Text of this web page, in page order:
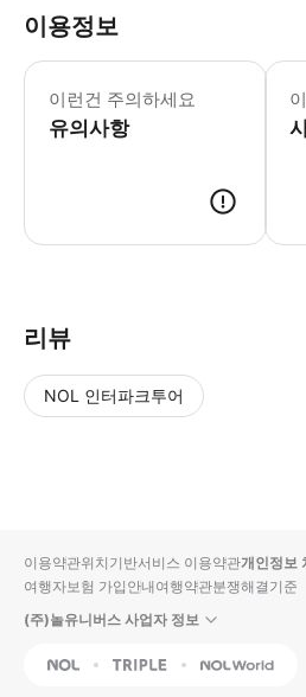
이용정보
이런건 주의하세요
유의사항
★★
리뷰
NOL 인터파크투어
입니
다.
사
순
상
이용약관위치기반서비스 이용약관개인정보
여행자보험 가입안내여행약관분쟁해결기준
(주)놀유니버스 사업자 정보
NOL Triple Interpark Global